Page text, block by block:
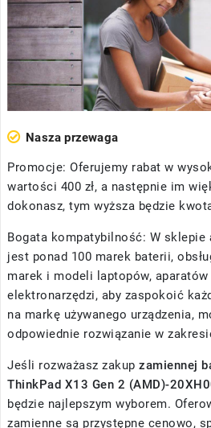
Nasza przewaga
Promocje: Oferujemy rabat w
wartości 400 zł, a następnie im
dokonasz, tym wyższa będzie
Bogata kompatybilność: W sklepie
jest ponad 100 marek baterii,
marek i modeli laptopów,
elektronarzędzi, aby zaspokoić
na markę używanego urządzenia,
odpowiednie rozwiązanie w
Jeśli rozważasz zakup zamiennej
ThinkPad X13 Gen 2 (AMD)-
będzie najlepszym wyborem.
zamienne są przystępne cenowo,